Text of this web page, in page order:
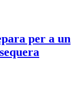
per a un